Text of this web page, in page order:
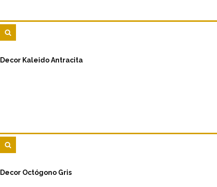
Decor Kaleido Antracita
Decor Octógono Gris